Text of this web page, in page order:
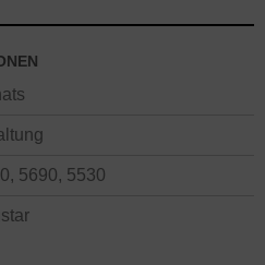
5690, 5530